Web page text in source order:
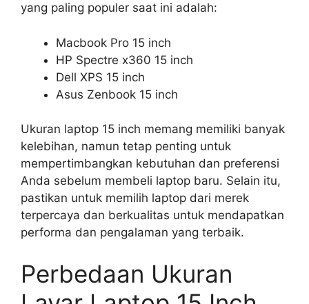
yang paling populer saat ini adalah:
Macbook Pro 15 inch
HP Spectre x360 15 inch
Dell XPS 15 inch
Asus Zenbook 15 inch
Ukuran laptop 15 inch memang memiliki banyak
kelebihan, namun tetap penting untuk
mempertimbangkan kebutuhan dan preferensi
Anda sebelum membeli laptop baru. Selain itu,
pastikan untuk memilih laptop dari merek
terpercaya dan berkualitas untuk mendapatkan
performa dan pengalaman yang terbaik.
Perbedaan Ukuran